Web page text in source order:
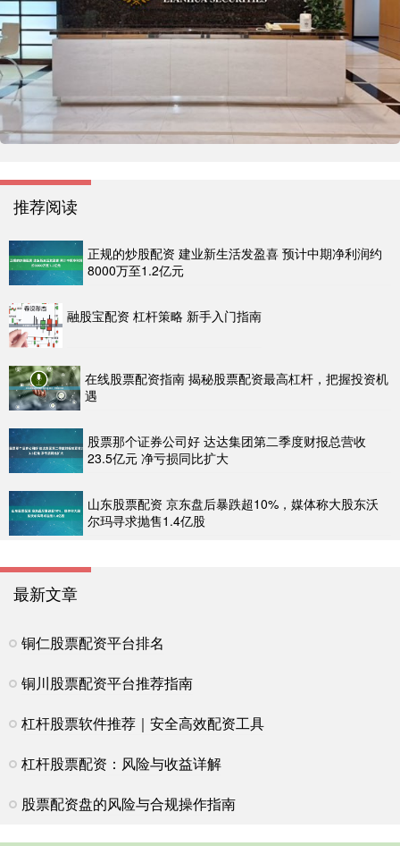
推荐阅读
正规的炒股配资 建业新生活发盈喜 预计中期净利润约
8000万至1.2亿元
融股宝配资 杠杆策略 新手入门指南
在线股票配资指南 揭秘股票配资最高杠杆，把握投资机
遇
股票那个证券公司好 达达集团第二季度财报总营收
23.5亿元 净亏损同比扩大
山东股票配资 京东盘后暴跌超10%，媒体称大股东沃
尔玛寻求抛售1.4亿股
最新文章
铜仁股票配资平台排名
铜川股票配资平台推荐指南
杠杆股票软件推荐｜安全高效配资工具
杠杆股票配资：风险与收益详解
股票配资盘的风险与合规操作指南